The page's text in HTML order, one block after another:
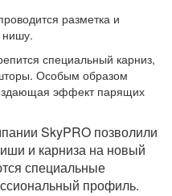
разметка и
нишу.
специальный карниз,
Особым образом
эффект парящих
SkyPRO позволили
и карниза на новый
специальные
профиль.